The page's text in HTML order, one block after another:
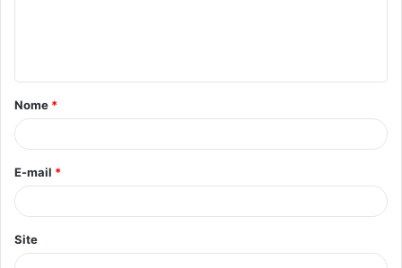
á
r
*
Nome *
E-mail *
Site